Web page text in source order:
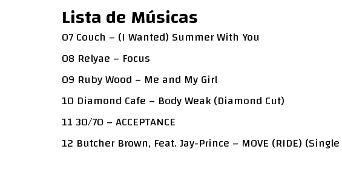
Lista de Músicas
07 Couch – (I Wanted) Summer With You
08 Relyae – Focus
09 Ruby Wood – Me and My Girl
10 Diamond Cafe – Body Weak (Diamond Cut)
11 30/70 – ACCEPTANCE
12 Butcher Brown, Feat. Jay-Prince – MOVE (RIDE)